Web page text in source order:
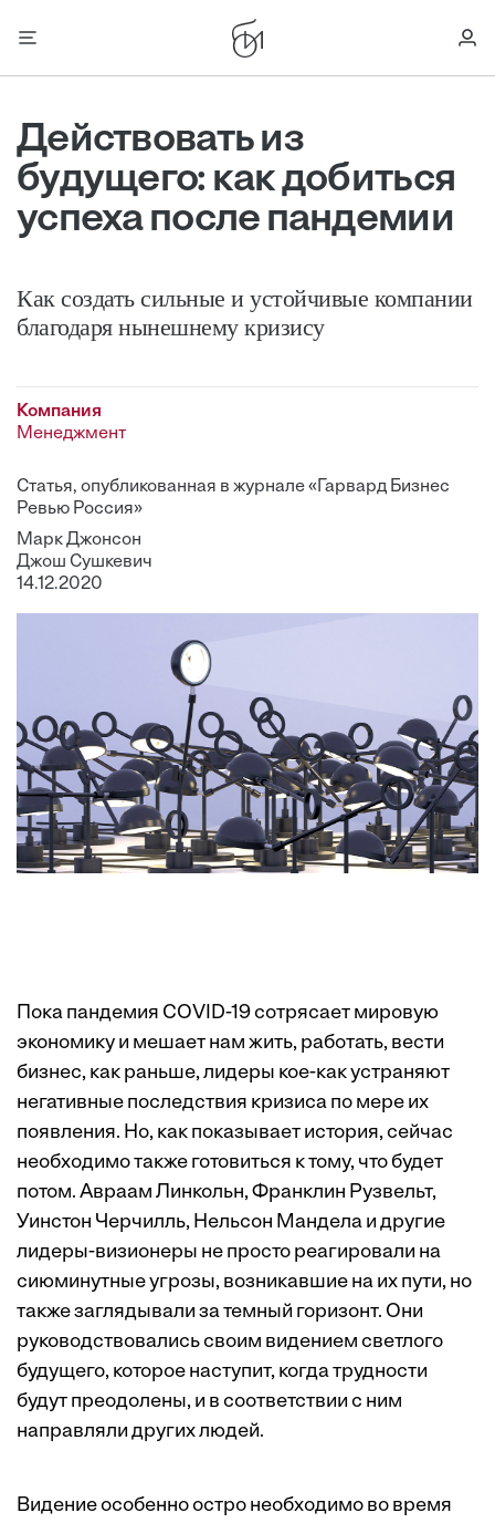
Действовать из
будущего: как добиться
успеха после пандемии
Как создать сильные и устойчивые компании
благодаря нынешнему кризису
Компания
Менеджмент
Статья, опубликованная в журнале «Гарвард Бизнес
Ревью Россия»
Марк Джонсон
Джош Сушкевич
14.12.2020
Пока пандемия COVID-19 сотрясает мировую
экономику и мешает нам жить, работать, вести
бизнес, как раньше, лидеры кое-как устраняют
негативные последствия кризиса по мере их
появления. Но, как показывает история, сейчас
необходимо также готовиться к тому, что будет
потом. Авраам Линкольн, Франклин Рузвельт,
Уинстон Черчилль, Нельсон Мандела и другие
лидеры-визионеры не просто реагировали на
сиюминутные угрозы, возникавшие на их пути, но
также заглядывали за темный горизонт. Они
руководствовались своим видением светлого
будущего, которое наступит, когда трудности
будут преодолены, и в соответствии с ним
направляли других людей.
Видение особенно остро необходимо во время